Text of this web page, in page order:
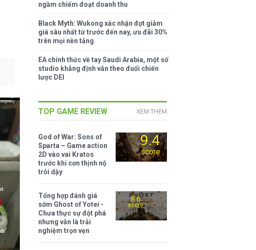
ngầm chiếm đoạt doanh thu
Black Myth: Wukong xác nhận đợt giảm
giá sâu nhất từ trước đến nay, ưu đãi 30%
trên mọi nền tảng
EA chính thức về tay Saudi Arabia, một số
studio khẳng định vẫn theo đuổi chiến
lược DEI
TOP GAME REVIEW XEM THÊM
9.4
score
God of War: Sons of
Sparta – Game action
2D vào vai Kratos
trước khi cơn thịnh nộ
trỗi dậy
8.6
score
Tổng hợp đánh giá
sớm Ghost of Yotei -
Chưa thực sự đột phá
nhưng vẫn là trải
nghiệm trọn vẹn